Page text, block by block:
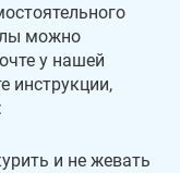
можно
у нашей
инструкции,
и не жевать